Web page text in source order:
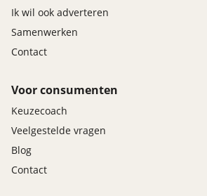
Ik wil ook adverteren
Samenwerken
Contact
Voor consumenten
Keuzecoach
Veelgestelde vragen
Blog
Contact